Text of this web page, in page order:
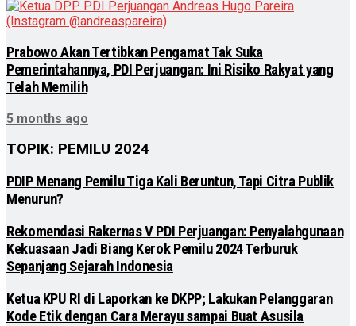
Prabowo Akan Tertibkan Pengamat Tak Suka
Pemerintahannya, PDI Perjuangan: Ini Risiko Rakyat yang
Telah Memilih
5 months ago
TOPIK: PEMILU 2024
PDIP Menang Pemilu Tiga Kali Beruntun, Tapi Citra Publik
Menurun?
Rekomendasi Rakernas V PDI Perjuangan: Penyalahgunaan
Kekuasaan Jadi Biang Kerok Pemilu 2024 Terburuk
Sepanjang Sejarah Indonesia
Ketua KPU RI di Laporkan ke DKPP; Lakukan Pelanggaran
Kode Etik dengan Cara Merayu sampai Buat Asusila